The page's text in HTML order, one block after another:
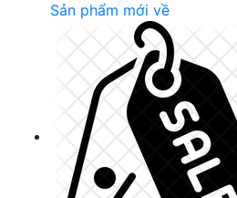
Sản phẩm mới về